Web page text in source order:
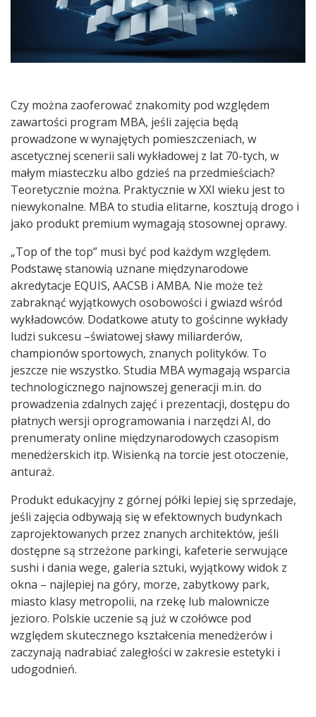
Czy można zaoferować znakomity pod względem
zawartości program MBA, jeśli zajęcia będą
prowadzone w wynajętych pomieszczeniach, w
ascetycznej scenerii sali wykładowej z lat 70-tych, w
małym miasteczku albo gdzieś na przedmieściach?
Teoretycznie można. Praktycznie w XXI wieku jest to
niewykonalne. MBA to studia elitarne, kosztują drogo i
jako produkt premium wymagają stosownej oprawy.
„Top of the top” musi być pod każdym względem.
Podstawę stanowią uznane międzynarodowe
akredytacje EQUIS, AACSB i AMBA. Nie może też
zabraknąć wyjątkowych osobowości i gwiazd wśród
wykładowców. Dodatkowe atuty to gościnne wykłady
ludzi sukcesu –światowej sławy miliarderów,
championów sportowych, znanych polityków. To
jeszcze nie wszystko. Studia MBA wymagają wsparcia
technologicznego najnowszej generacji m.in. do
prowadzenia zdalnych zajęć i prezentacji, dostępu do
płatnych wersji oprogramowania i narzędzi AI, do
prenumeraty online międzynarodowych czasopism
menedżerskich itp. Wisienką na torcie jest otoczenie,
anturaż.
Produkt edukacyjny z górnej półki lepiej się sprzedaje,
jeśli zajęcia odbywają się w efektownych budynkach
zaprojektowanych przez znanych architektów, jeśli
dostępne są strzeżone parkingi, kafeterie serwujące
sushi i dania wege, galeria sztuki, wyjątkowy widok z
okna – najlepiej na góry, morze, zabytkowy park,
miasto klasy metropolii, na rzekę lub malownicze
jezioro. Polskie uczenie są już w czołówce pod
względem skutecznego kształcenia menedżerów i
zaczynają nadrabiać zaległości w zakresie estetyki i
udogodnień.